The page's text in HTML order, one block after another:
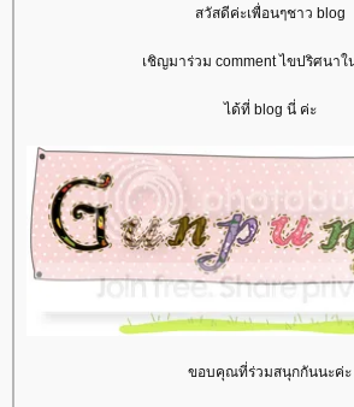
สวัสดีค่ะเพื่อนๆชาว blog
เชิญมาร่วม comment ไขปริศนา
ได้ที่ blog นี่ ค่ะ
ขอบคุณที่ร่วมสนุกกันนะค่ะ